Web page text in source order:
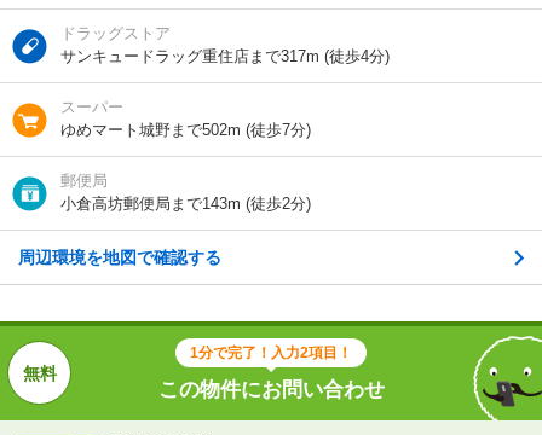
総戸数 60戸
向き
住所 福岡県北九州市小倉北区高坊２
地図を見る
交通 ＪＲ日豊本線/城野駅 歩9分
1分で完了！入力2項目！
この物件にお問い合わせ
ドラッグストア
サンキュードラッグ重住店まで317m (徒歩4分)
スーパー
ゆめマート城野まで502m (徒歩7分)
郵便局
小倉高坊郵便局まで143m (徒歩2分)
周辺環境を地図で確認する
1分で完了！入力2項目！
この物件にお問い合わせ